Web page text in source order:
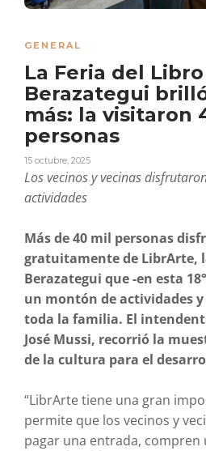
GENERAL
La Feria del
Berazategui
más: la visitaron
personas
15 octubre, 2025
Los vecinos y vecinas
actividades
Más de 40 mil personas
gratuitamente de LibrArte,
Berazategui que -en esta
un montón de actividades
toda la familia. El
José Mussi, recorrió la
de la cultura para el
“LibrArte tiene una gran
permite que los vecinos y
pagar una entrada, compren